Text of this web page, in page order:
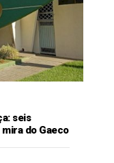
seis
do Gaeco